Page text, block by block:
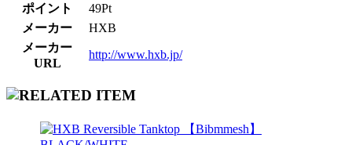
ポイント
49Pt
メーカー
HXB
メーカー
URL
http://www.hxb.jp/